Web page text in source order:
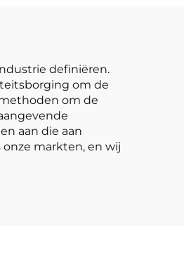
definiëren.
om de
om de
aan die aan
markten, en wij